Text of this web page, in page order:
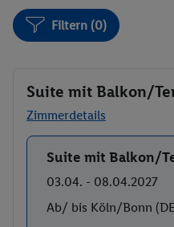
Filtern (0)
Suite mit Balkon/
Zimmerdetails
Buchen
Suite mit Balkon/
03.04. - 08.04.2027
Ab/ bis Köln/Bonn